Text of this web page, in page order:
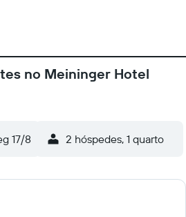
bar ou no bistro. O estacionamento
no Meininger Hotel
17/8 2 hóspedes, 1 quarto